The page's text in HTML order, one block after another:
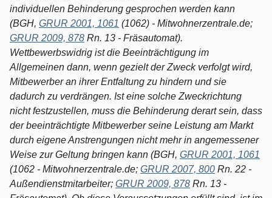
individuellen Behinderung gesprochen werden kann
(BGH, GRUR 2001, 1061 (1062) - Mitwohnerzentrale.de;
GRUR 2009, 878 Rn. 13 - Fräsautomat).
Wettbewerbswidrig ist die Beeinträchtigung im
Allgemeinen dann, wenn gezielt der Zweck verfolgt wird,
Mitbewerber an ihrer Entfaltung zu hindern und sie
dadurch zu verdrängen. Ist eine solche Zweckrichtung
nicht festzustellen, muss die Behinderung derart sein, dass
der beeinträchtigte Mitbewerber seine Leistung am Markt
durch eigene Anstrengungen nicht mehr in angemessener
Weise zur Geltung bringen kann (BGH, GRUR 2001, 1061
(1062 - Mitwohnerzentrale.de; GRUR 2007, 800 Rn. 22 -
Außendienstmitarbeiter; GRUR 2009, 878 Rn. 13 -